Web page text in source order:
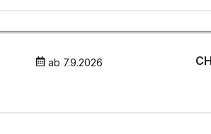
ab 7.9.2026